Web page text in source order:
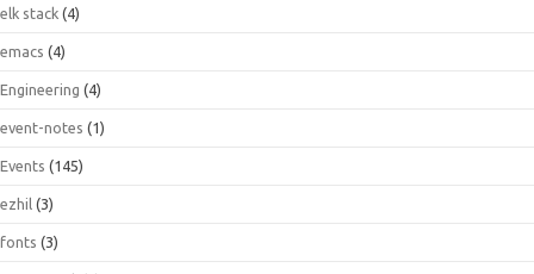
elk stack (4)
emacs (4)
Engineering (4)
event-notes (1)
Events (145)
ezhil (3)
fonts (3)